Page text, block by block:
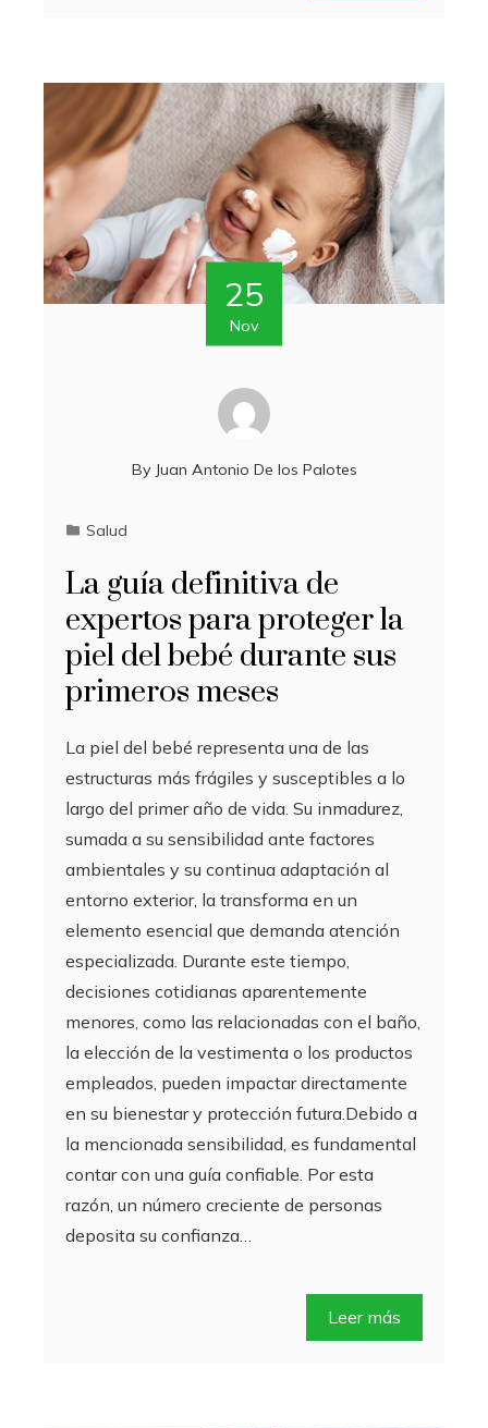
25
Nov
By Juan Antonio De los Palotes
Salud
La guía definitiva de
expertos para proteger la
piel del bebé durante sus
primeros meses
La piel del bebé representa una de las
estructuras más frágiles y susceptibles a lo
largo del primer año de vida. Su inmadurez,
sumada a su sensibilidad ante factores
ambientales y su continua adaptación al
entorno exterior, la transforma en un
elemento esencial que demanda atención
especializada. Durante este tiempo,
decisiones cotidianas aparentemente
menores, como las relacionadas con el baño,
la elección de la vestimenta o los productos
empleados, pueden impactar directamente
en su bienestar y protección futura.Debido a
la mencionada sensibilidad, es fundamental
contar con una guía confiable. Por esta
razón, un número creciente de personas
deposita su confianza…
Leer más